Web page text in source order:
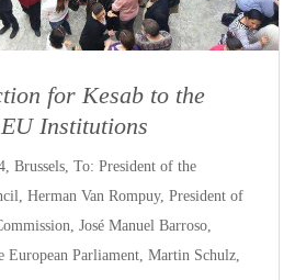
for Kesab to the
Institutions
Brussels, To: President of the
Herman Van Rompuy, President of
José Manuel Barroso,
European Parliament, Martin Schulz,